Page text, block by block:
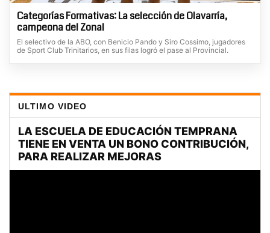
Categorías Formativas: La selección de Olavarría,
campeona del Zonal
El selectivo de la ABO, con Benicio Pando y Siro Cossimo, jugadores
de Sport Club Trinitarios, en sus filas logró el pase al Provincial.
ULTIMO VIDEO